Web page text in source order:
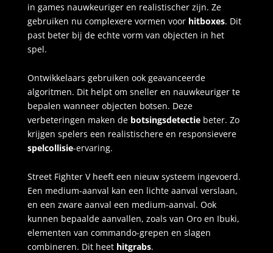
in games nauwkeuriger en realistischer zijn. Ze
gebruiken nu complexere vormen voor hitboxes. Dit
past beter bij de echte vorm van objecten in het
spel.
Ontwikkelaars gebruiken ook geavanceerde
algoritmen. Dit helpt om sneller en nauwkeuriger te
bepalen wanneer objecten botsen. Deze
verbeteringen maken de botsingsdetectiebeter. Zo
krijgen spelers een realistischere en responsievere
spelcollisie-ervaring.
Street Fighter V heeft een nieuw systeem ingevoerd.
Een medium-aanval kan een lichte aanval verslaan,
en een zware aanval een medium-aanval. Ook
kunnen bepaalde aanvallen, zoals van Oro en Ibuki,
elementen van commando-grepen en slagen
combineren. Dit heet hitgrabs.